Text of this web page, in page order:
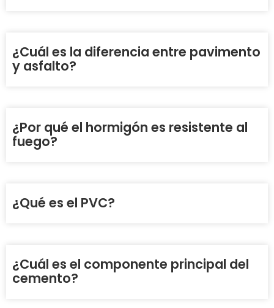
¿Cuál es la diferencia entre pavimento
y asfalto?
¿Por qué el hormigón es resistente al
fuego?
¿Qué es el PVC?
¿Cuál es el componente principal del
cemento?